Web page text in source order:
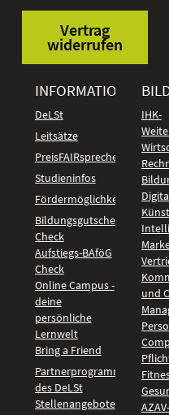
Vertrag
widerrufen
INFORMATIONEN
DeLSt
Leitsätze
PreisFAIRsprechen
Studieninfos
Fördermöglichkeiten
Bildungsgutschein
Check
Aufstiegs-BAföG
Check
Online Campus -
deine
persönliche
Lernwelt
Bring a Friend
Partnerprogramm
des DeLSt
Stellenangebote
IHK-
und